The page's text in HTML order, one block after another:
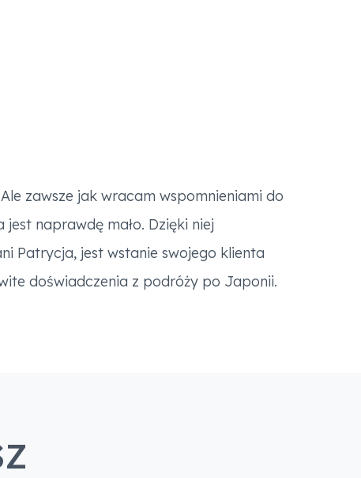
zawsze jak wracam wspomnieniami do
naprawdę mało. Dzięki niej
Patrycja, jest wstanie swojego klienta
doświadczenia z podróży po Japonii.